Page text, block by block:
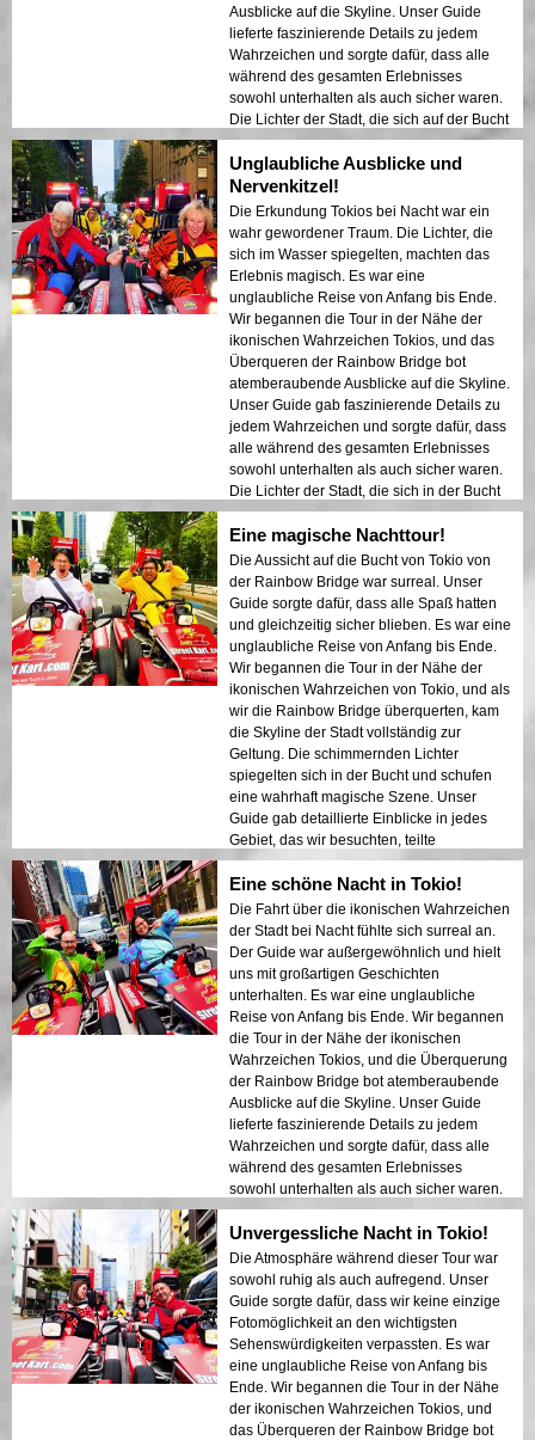
Ausblicke auf die Skyline. Unser Guide
lieferte faszinierende Details zu jedem
Wahrzeichen und sorgte dafür, dass alle
während des gesamten Erlebnisses
sowohl unterhalten als auch sicher waren.
Die Lichter der Stadt, die sich auf der Bucht
spiegelten, schufen eine traumhafte
Atmosphäre, die einen bleibenden
Eindruck hinterließ. Diese Tour ist ideal für
Erstbesucher, die eine Mischung aus
Abenteuer und Sightseeing suchen. Der
Kontrast zwischen Tokios modernen
Strukturen und historischen Bereichen
wurde in den Nachtlichtern wunderschön
präsentiert. Ich kann diese Tour jedem nur
wärmstens empfehlen!
Unglaubliche Ausblicke und
Nervenkitzel!
Die Erkundung Tokios bei Nacht war ein
wahr gewordener Traum. Die Lichter, die
sich im Wasser spiegelten, machten das
Erlebnis magisch. Es war eine
unglaubliche Reise von Anfang bis Ende.
Wir begannen die Tour in der Nähe der
ikonischen Wahrzeichen Tokios, und das
Überqueren der Rainbow Bridge bot
atemberaubende Ausblicke auf die Skyline.
Unser Guide gab faszinierende Details zu
jedem Wahrzeichen und sorgte dafür, dass
alle während des gesamten Erlebnisses
sowohl unterhalten als auch sicher waren.
Die Lichter der Stadt, die sich in der Bucht
spiegelten, schufen eine traumhafte
Atmosphäre, die einen bleibenden
Eindruck hinterließ. Diese Tour ist ideal für
Erstbesucher, die eine Mischung aus
Abenteuer und Sightseeing suchen. Der
Kontrast zwischen Tokios modernen
Strukturen und historischen Bereichen
wurde in den Nachtlichtern wunderschön
präsentiert. Ich kann diese Tour jedem nur
wärmstens empfehlen!
Eine magische Nachttour!
Die Aussicht auf die Bucht von Tokio von
der Rainbow Bridge war surreal. Unser
Guide sorgte dafür, dass alle Spaß hatten
und gleichzeitig sicher blieben. Es war eine
unglaubliche Reise von Anfang bis Ende.
Wir begannen die Tour in der Nähe der
ikonischen Wahrzeichen von Tokio, und als
wir die Rainbow Bridge überquerten, kam
die Skyline der Stadt vollständig zur
Geltung. Die schimmernden Lichter
spiegelten sich in der Bucht und schufen
eine wahrhaft magische Szene. Unser
Guide gab detaillierte Einblicke in jedes
Gebiet, das wir besuchten, teilte
interessante Geschichten und sorgte dafür,
dass sich jeder sicher und wohl fühlte. Die
Atmosphäre in der Nacht war ruhig und
doch aufregend, und ich war fasziniert von
dem Kontrast zwischen modernen
Wolkenkratzern und historischer
Architektur. Diese Tour ist eine perfekte
Kombination aus Abenteuer und Bildung
und bietet Reisenden einen einzigartigen
Blick auf die Schönheit Tokios nach
Einbruch der Dunkelheit.
Eine schöne Nacht in Tokio!
Die Fahrt über die ikonischen Wahrzeichen
der Stadt bei Nacht fühlte sich surreal an.
Der Guide war außergewöhnlich und hielt
uns mit großartigen Geschichten
unterhalten. Es war eine unglaubliche
Reise von Anfang bis Ende. Wir begannen
die Tour in der Nähe der ikonischen
Wahrzeichen Tokios, und die Überquerung
der Rainbow Bridge bot atemberaubende
Ausblicke auf die Skyline. Unser Guide
lieferte faszinierende Details zu jedem
Wahrzeichen und sorgte dafür, dass alle
während des gesamten Erlebnisses
sowohl unterhalten als auch sicher waren.
Die Lichter der Stadt, die sich im Hafen
spiegelten, schufen eine traumhafte
Atmosphäre, die einen bleibenden
Eindruck hinterließ. Diese Tour ist ideal für
Erstbesucher, die eine Mischung aus
Abenteuer und Sightseeing suchen. Der
Kontrast zwischen Tokios modernen
Strukturen und historischen Bereichen
wurde in den Nachtlichtern wunderschön
präsentiert. Ich würde diese Tour jedem
wärmstens empfehlen!
Unvergessliche Nacht in Tokio!
Die Atmosphäre während dieser Tour war
sowohl ruhig als auch aufregend. Unser
Guide sorgte dafür, dass wir keine einzige
Fotomöglichkeit an den wichtigsten
Sehenswürdigkeiten verpassten. Es war
eine unglaubliche Reise von Anfang bis
Ende. Wir begannen die Tour in der Nähe
der ikonischen Wahrzeichen Tokios, und
das Überqueren der Rainbow Bridge bot